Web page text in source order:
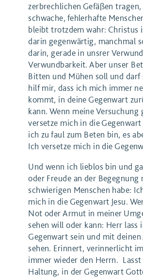
zerbrechlichen Gefäßen
schwache, fehlerhafte
bleibt trotzdem wahr: Christus
darin gegenwärtig, manchmal
darin, gerade in unsrer
Verwundbarkeit. Aber unser
Bitten und Mühen soll und darf
hilf mir, dass ich mich immer
kommt, in deine Gegenwart
kann. Wenn meine Versuchung
versetze mich in die Gegenwart
ich zu faul zum Beten bin, es
Ich versetze mich in die
Und wenn ich lieblos bin und
oder Freude an der Begegnung
schwierigen Menschen habe:
mich in die Gegenwart Jesu.
Not oder Armut in meiner
sehen will oder kann: Herr lass
Gegenwart sein und mit deinen
sehen. Erinnert, verinnerlicht
immer wieder den Herrn. Lasst
Haltung, in der Gegenwart